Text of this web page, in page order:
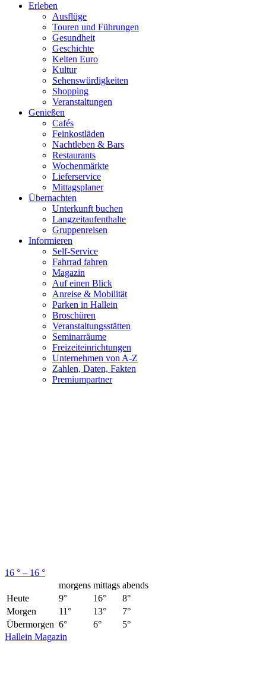
Erleben
Ausflüge
Touren und Führungen
Gesundheit
Geschichte
Kelten Euro
Kultur
Sehenswürdigkeiten
Shopping
Veranstaltungen
Genießen
Cafés
Feinkostläden
Nachtleben & Bars
Restaurants
Wochenmärkte
Lieferservice
Mittagsplaner
Übernachten
Unterkunft buchen
Langzeitaufenthalte
Gruppenreisen
Informieren
Self-Service
Fahrrad fahren
Magazin
Auf einen Blick
Anreise & Mobilität
Parken in Hallein
Broschüren
Veranstaltungsstätten
Seminarräume
Freizeiteinrichtungen
Unternehmen von A-Z
Zahlen, Daten, Fakten
Premiumpartner
16 ° – 16 °
morgens mittags abends
Heute
9° 16°
8°
Morgen
11° 13°
7°
Übermorgen 6° 6°
5°
Hallein Magazin